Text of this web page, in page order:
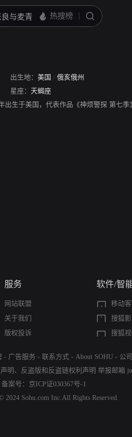
出生地： 美国 / 俄亥俄州
星座： 天蝎座
出生于美国，代表作品《神烦警探 第七季
服务
网站联盟
关于我们
版权投诉
软件/智
移动
搜狐
搜狐
- 广告服务 - 联系方式 - About SOHU - 公
明 、 反盗版和反盗链权利声明 举报邮箱
备案号： 京ICP证030367号-1
2024 Sohu.com Inc.All Rights Reserved.